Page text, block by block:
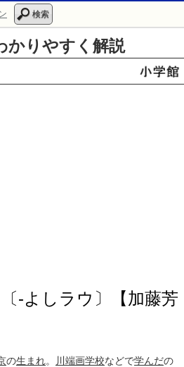
検索
かりやすく解説
‐よしラウ〕【加藤芳
の生まれ。 川端画学校などで学んだの